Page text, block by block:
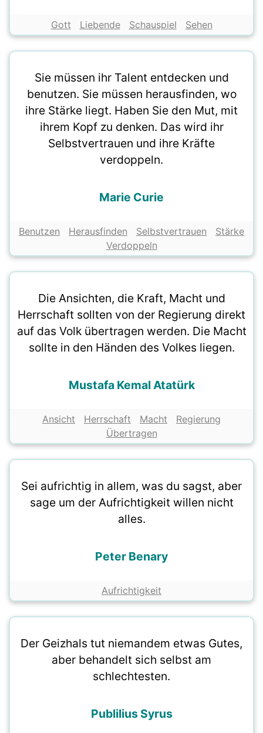
Gott Liebende Schauspiel Sehen
Sie müssen ihr Talent entdecken und
benutzen. Sie müssen herausfinden, wo
ihre Stärke liegt. Haben Sie den Mut, mit
ihrem Kopf zu denken. Das wird ihr
Selbstvertrauen und ihre Kräfte
verdoppeln.
Marie Curie
Benutzen Herausfinden Selbstvertrauen
Stärke
Verdoppeln
Die Ansichten, die Kraft, Macht und
Herrschaft sollten von der Regierung direkt
auf das Volk übertragen werden. Die Macht
sollte in den Händen des Volkes liegen.
Mustafa Kemal Atatürk
Ansicht Herrschaft Macht
Regierung
Übertragen
Sei aufrichtig in allem, was du sagst, aber
sage um der Aufrichtigkeit willen nicht
alles.
Peter Benary
Aufrichtigkeit
Der Geizhals tut niemandem etwas Gutes,
aber behandelt sich selbst am
schlechtesten.
Publilius Syrus